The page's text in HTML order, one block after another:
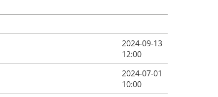
2024-09-13
12:00
2024-07-01
10:00